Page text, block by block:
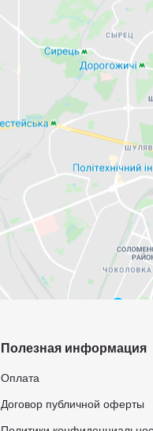
Полезная информация
Оплата
Договор публичной оферты